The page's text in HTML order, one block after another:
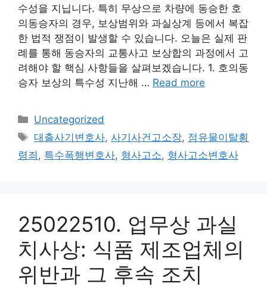
수성을 지닙니다. 특히 무상으로 차량에 동승한 호
의동승자의 경우, 보상범위와 과실상계 등에서 복잡
한 법적 쟁점이 발생할 수 있습니다. 오늘은 실제 판
례를 통해 동승자의 교통사고 보상합의 과정에서 고
려해야 할 핵심 사항들을 살펴보겠습니다. 1. 호의동
승자 보상의 특수성 지난해 … Read more
Categories
Uncategorized
Tags
대출사기변호사,사기사건고소장, 점유물이탈횡
령죄 , 특수폭행변호사, 형사고소, 형사고소변호사
25022510. 업무상 과실
치사상: 식품 제조업체의
위반과 그 후속 조치